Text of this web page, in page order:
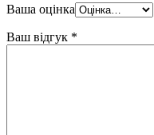
Ваша оцінка
Ваш відгук *